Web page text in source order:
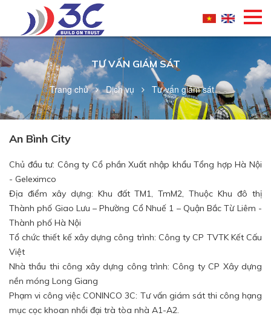
TƯ VẤN GIÁM SÁT
Trang chủ Dịch vụ Tư vấn giám sát
An Bình City
Chủ đầu tư: Công ty Cổ phần Xuất nhập khẩu Tổng hợp Hà Nội
- Geleximco
Địa điểm xây dựng: Khu đất TM1, TmM2, Thuộc Khu đô thị
Thành phố Giao Lưu – Phường Cổ Nhuế 1 – Quận Bắc Từ Liêm -
Thành phố Hà Nội
Tổ chức thiết kế xây dựng công trình: Công ty CP TVTK Kết Cấu
Việt
Nhà thầu thi công xây dựng công trình: Công ty CP Xây dựng
nền móng Long Giang
Phạm vi công việc CONINCO 3C: Tư vấn giám sát thi công hạng
mục cọc khoan nhồi đại trà tòa nhà A1-A2.